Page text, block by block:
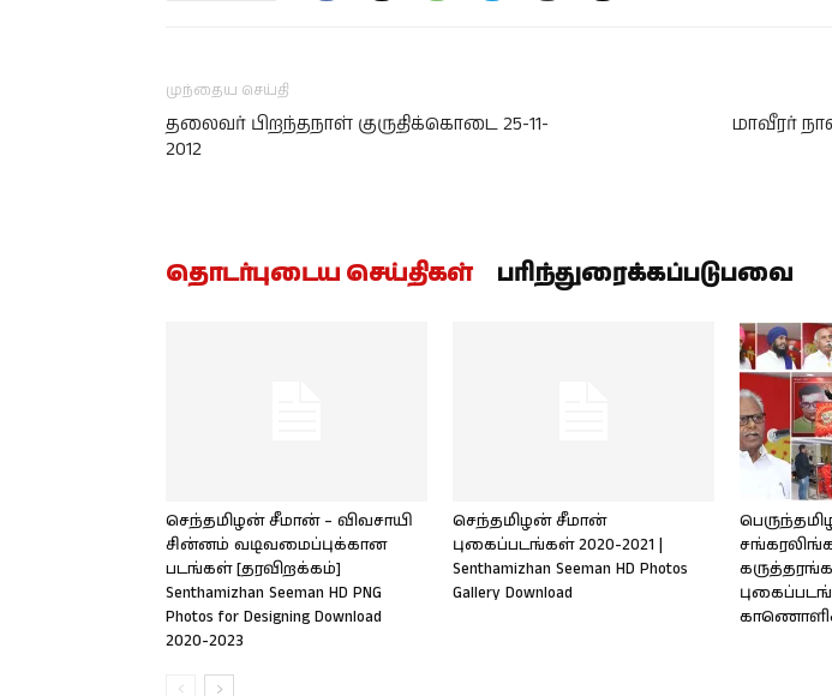
முந்தைய செய்தி
தலைவர் பிறந்தநாள் குருதிக்கொடை 25-11-
2012
மாவீரர்
தொடர்புடைய செய்திகள் பரிந்துரைக்கப்படுபவை
செந்தமிழன் சீமான் – விவசாயி
சின்னம் வடிவமைப்புக்கான
படங்கள் [தரவிறக்கம்]
Senthamizhan Seeman HD PNG
Photos for Designing Download
2020-2023
செந்தமிழன் சீமான்
புகைப்படங்கள் 2020-2021 |
Senthamizhan Seeman HD Photos
Gallery Download